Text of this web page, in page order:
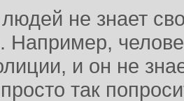
не знает
Например,
и он не
так